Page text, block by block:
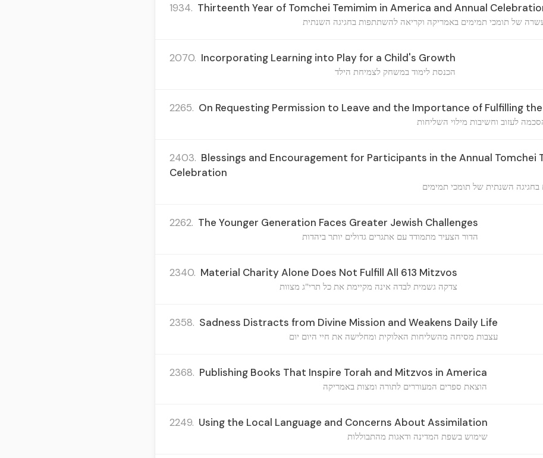
1934. Thirteenth Year of Tomchei Temimim in America and Annual
של תומכי תמימים באמריקה וקריאה להשתתפות בחגיגה השנתית
2070. Incorporating Learning into Play for a Child's Growth
הכנסת לימוד במשחק לצמיחת הילד
2265. On Requesting Permission to Leave and the Importance of Fulfilling
לעזוב וחשיבות מילוי השליחות
2403. Blessings and Encouragement for Participants in the Annual Tomchei
Celebration
בחגיגה השנתית של תומכי תמימים
2262. The Younger Generation Faces Greater Jewish Challenges
הדור הצעיר מתמודד עם אתגרים גדולים יותר ביהדות
2340. Material Charity Alone Does Not Fulfill All 613 Mitzvos
צדקה גשמית לבדה אינה מקיימת את כל תרי"ג מצוות
2358. Sadness Distracts from Divine Mission and Weakens Daily Life
עצבות מסיחה מהשליחות האלוקית ומחלישה את חיי היום יום
2368. Publishing Books That Inspire Torah and Mitzvos in America
הוצאת ספרים המעוררים לתורה ומצות באמריקה
2249. Using the Local Language and Concerns About Assimilation
שימוש בשפת המדינה ודאגות מהתבוללות